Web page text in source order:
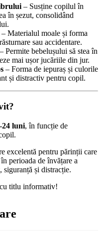
– Susține copilul în
în șezut, consolidând
– Materialul moale și forma
sau accidentare.
– Permite bebelușului să stea în
mai ușor jucăriile din jur.
– Forma de iepuraș și culorile
și distractiv pentru copil.
24 luni, în funcție de
excelentă pentru părinții care
perioada de învățare a
siguranță și distracție.
titlu informativ!